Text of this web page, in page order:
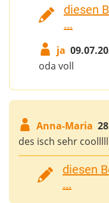
diesen
...
ja
oda voll
Anna-Maria
des isch sehr
diesen
...